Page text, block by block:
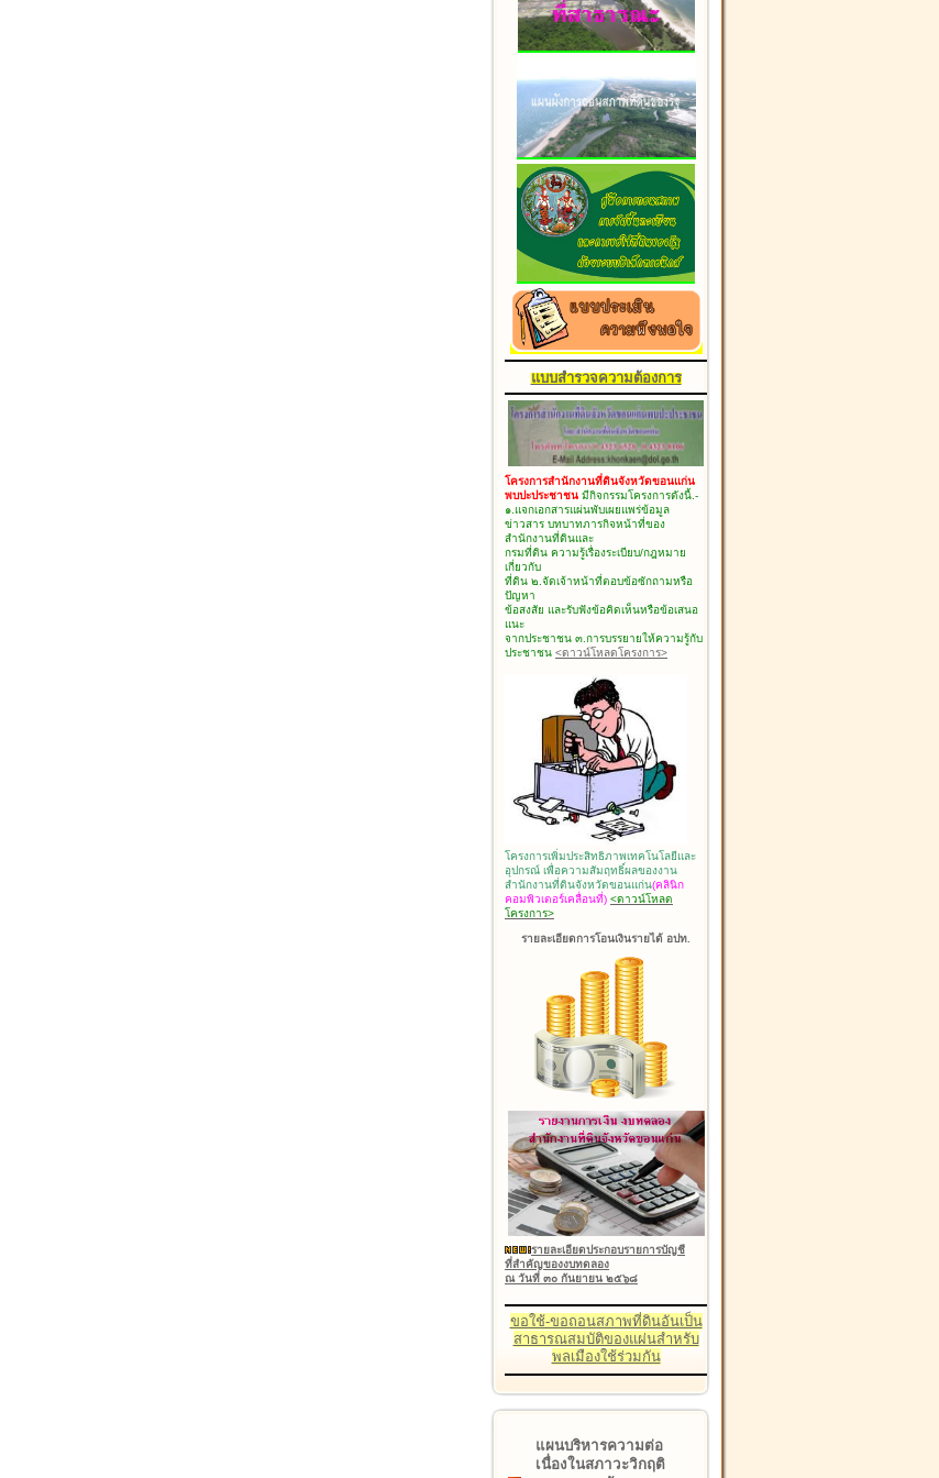
แบบสำรวจความต้องการ
โครงการสำนักงานที่ดินจังหวัดขอนแก่น
พบปะประชาชน มีกิจกรรมโครงการดังนี้.-
๑.แจกเอกสารแผ่นพับเผยแพร่ข้อมูล
ข่าวสาร บทบาทภารกิจหน้าที่ของ
สำนักงานที่ดินและ
กรมที่ดิน ความรู้เรื่องระเบียบ/กฎหมาย
เกี่ยวกับ
ที่ดิน ๒.จัดเจ้าหน้าที่ตอบข้อซักถามหรือ
ปัญหา
ข้อสงสัย และรับฟังข้อคิดเห็นหรือข้อเสนอ
แนะ
จากประชาชน ๓.การบรรยายให้ความรู้กับ
ประชาชน <ดาวน์โหลดโครงการ>
โครงการเพิ่มประสิทธิภาพเทคโนโลยีและ
อุปกรณ์ เพื่อความสัมฤทธิ์ผลของงาน
สำนักงานที่ดินจังหวัดขอนแก่น(คลินิก
คอมพิวเตอร์เคลื่อนที่) <ดาวน์โหลด
โครงการ>
รายละเอียดการโอนเงินรายได้ อปท.
รายละเอียดประกอบรายการบัญชี
ที่สำคัญของงบทดลอง
ณ วันที่ ๓๐ กันยายน ๒๕๖๘
ขอใช้-ขอถอนสภาพที่ดินอันเป็น
สาธารณสมบัติของแผ่นสำหรับ
พลเมืองใช้ร่วมกัน
แผนบริหารความต่อ
เนื่องในสภาวะวิกฤติ